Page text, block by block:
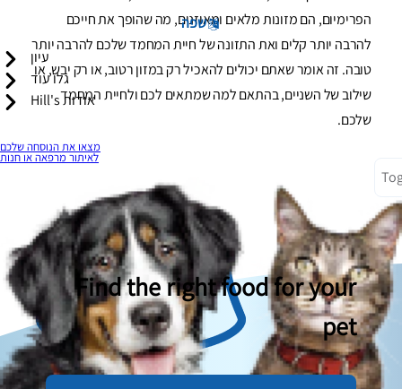
שפה
עיון
גלו עוד
אודות Hill's
מצאו את הנוסחה שלכם
לאיתור מרפאה או חנות
Find the right food for your
pet
הפרימיום, הם מזונות מלאים ומאוזנים, מה שהופך את חייכם
להרבה יותר קלים ואת התזונה של חיית המחמד שלכם להרבה יותר
טובה. זה אומר שאתם יכולים להאכיל רק במזון רטוב, או רק יבש, או
שילוב של השניים, בהתאם למה שמתאים לכם ולחיית המחמד
שלכם.